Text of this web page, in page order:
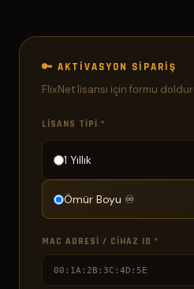
🔑 AKTIVASYON SIPARIŞ
FlixNet lisansı için formu
LISANS TIPI *
1 Yıllık
Ömür Boyu ♾️
MAC ADRESI / CIHAZ ID *